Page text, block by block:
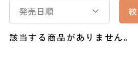
発売日順
該当する商品がありません。